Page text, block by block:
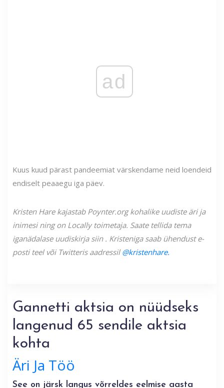
ad
Kuus kuud pärast pandeemiat värskendame neid loendeid
endiselt peaaegu iga päev.
Kristen Hare kajastab Poynter.org kohalike uudiste äri ja
inimesi ning on Locally toimetaja. Saate tellida tema
iganädalase uudiskirja siin . Kristeniga saab ühendust e-
posti teel või Twitteris aadressil @kristenhare.
Gannetti aktsia on nüüdseks
langenud 65 sendile aktsia
kohta
Äri Ja Töö
See on järsk langus võrreldes eelmise aasta